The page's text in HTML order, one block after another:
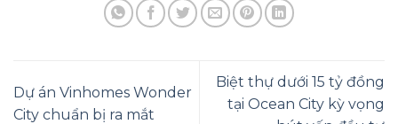
Dự án Vinhomes Wonder
City chuẩn bị ra mắt
Biệt thự dưới 15 tỷ đồng
tại Ocean City kỳ vọng